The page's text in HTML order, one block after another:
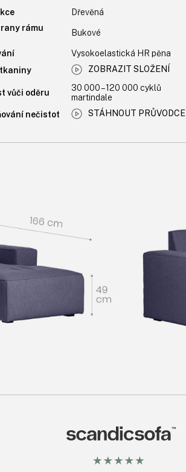
Dřevěná
rámu
Bukové
Vysokoelastická HR pěna
ZOBRAZIT SLOŽENÍ
vůči oděru
30 000 – 120 000 cyklů
martindale
nečistot
STÁHNOUT PRŮVODCE